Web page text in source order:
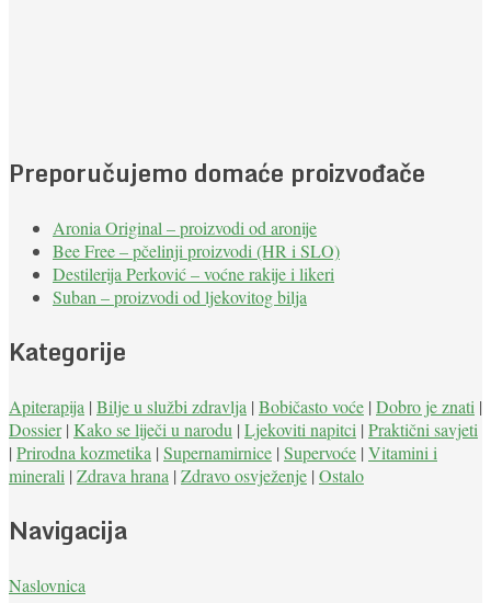
Preporučujemo domaće proizvođače
Aronia Original – proizvodi od aronije
Bee Free – pčelinji proizvodi (HR i SLO)
Destilerija Perković – voćne rakije i likeri
Suban – proizvodi od ljekovitog bilja
Kategorije
Apiterapija | Bilje u službi zdravlja | Bobičasto voće | Dobro je znati |
Dossier| Kako se liječi u narodu | Ljekoviti napitci | Praktični savjeti
| Prirodna kozmetika | Supernamirnice | Supervoće | Vitamini i
minerali | Zdrava hrana | Zdravo osvježenje | Ostalo
Navigacija
Naslovnica